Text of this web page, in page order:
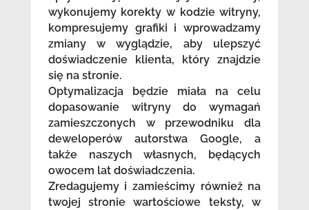
wykonujemy korekty w kodzie witryny,
kompresujemy grafiki i wprowadzamy
zmiany w wyglądzie, aby ulepszyć
doświadczenie klienta, który znajdzie
się na stronie.
Optymalizacja będzie miała na celu
dopasowanie witryny do wymagań
zamieszczonych w przewodniku dla
deweloperów autorstwa Google, a
także naszych własnych, będących
owocem lat doświadczenia.
Zredagujemy i zamieścimy również na
twojej stronie wartościowe teksty, w